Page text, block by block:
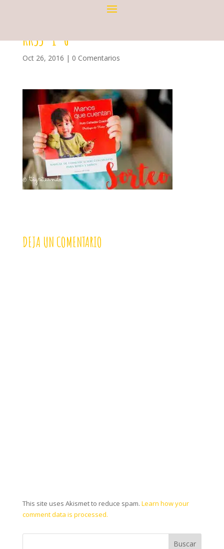
RRSS-1-6
Oct 26, 2016 | 0 Comentarios
DEJA UN COMENTARIO
This site uses Akismet to reduce spam. Learn how your
comment data is processed.